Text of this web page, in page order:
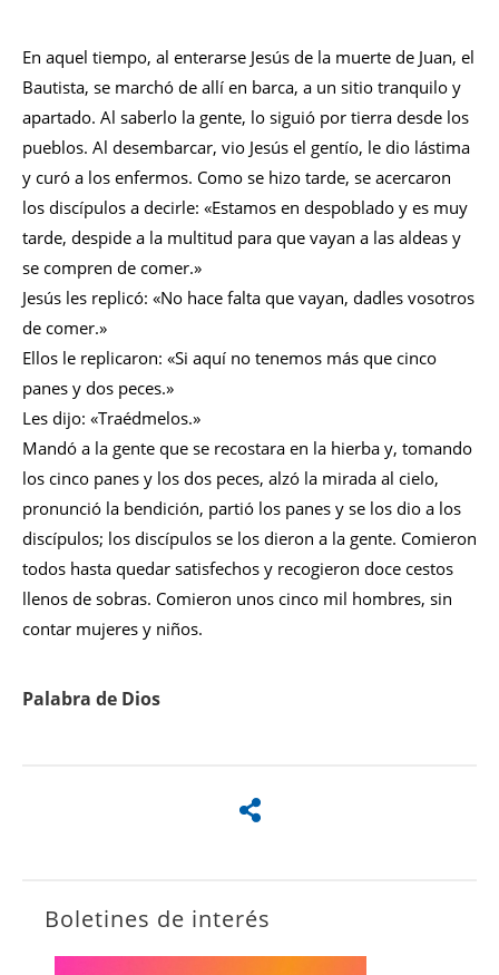
En aquel tiempo, al enterarse Jesús de la muerte de Juan, el
Bautista, se marchó de allí en barca, a un sitio tranquilo y
apartado. Al saberlo la gente, lo siguió por tierra desde los
pueblos. Al desembarcar, vio Jesús el gentío, le dio lástima
y curó a los enfermos. Como se hizo tarde, se acercaron
los discípulos a decirle: «Estamos en despoblado y es muy
tarde, despide a la multitud para que vayan a las aldeas y
se compren de comer.»
Jesús les replicó: «No hace falta que vayan, dadles vosotros
de comer.»
Ellos le replicaron: «Si aquí no tenemos más que cinco
panes y dos peces.»
Les dijo: «Traédmelos.»
Mandó a la gente que se recostara en la hierba y, tomando
los cinco panes y los dos peces, alzó la mirada al cielo,
pronunció la bendición, partió los panes y se los dio a los
discípulos; los discípulos se los dieron a la gente. Comieron
todos hasta quedar satisfechos y recogieron doce cestos
llenos de sobras. Comieron unos cinco mil hombres, sin
contar mujeres y niños.
Palabra de Dios
Boletines de interés